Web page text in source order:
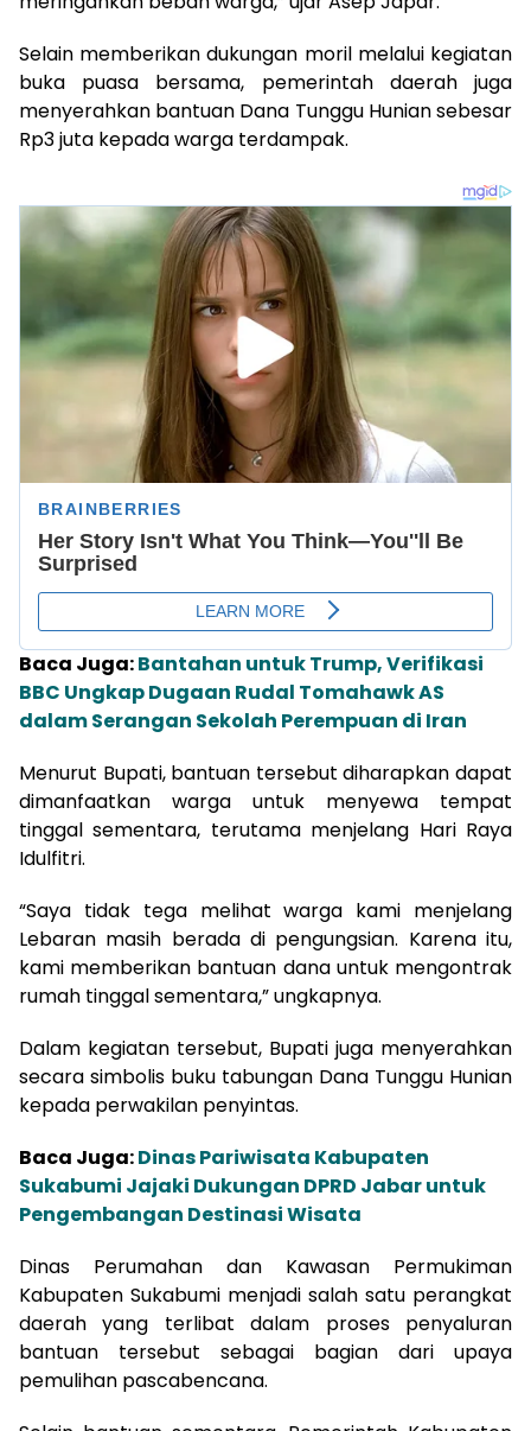
Selain memberikan dukungan moril melalui kegiatan
buka puasa bersama, pemerintah daerah juga
menyerahkan bantuan Dana Tunggu Hunian sebesar
Rp3 juta kepada warga terdampak.
Baca Juga:Bantahan untuk Trump, Verifikasi
BBC Ungkap Dugaan Rudal Tomahawk AS
dalam Serangan Sekolah Perempuan di Iran
Menurut Bupati, bantuan tersebut diharapkan dapat
dimanfaatkan warga untuk menyewa tempat
tinggal sementara, terutama menjelang Hari Raya
Idulfitri.
“Saya tidak tega melihat warga kami menjelang
Lebaran masih berada di pengungsian. Karena itu,
kami memberikan bantuan dana untuk mengontrak
rumah tinggal sementara,” ungkapnya.
Dalam kegiatan tersebut, Bupati juga menyerahkan
secara simbolis buku tabungan Dana Tunggu Hunian
kepada perwakilan penyintas.
Baca Juga:Dinas Pariwisata Kabupaten
Sukabumi Jajaki Dukungan DPRD Jabar untuk
Pengembangan Destinasi Wisata
Dinas Perumahan dan Kawasan Permukiman
Kabupaten Sukabumi menjadi salah satu perangkat
daerah yang terlibat dalam proses penyaluran
bantuan tersebut sebagai bagian dari upaya
pemulihan pascabencana.